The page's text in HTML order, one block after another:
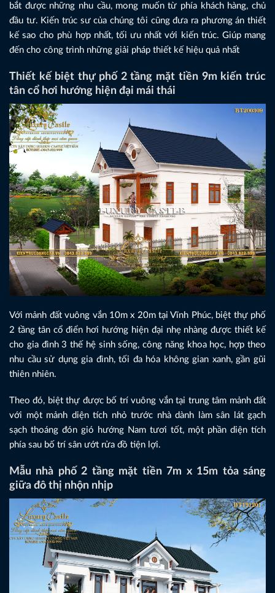
bắt được những nhu cầu, mong muốn từ phía khách hàng, chủ
đầu tư. Kiến trúc sư của chúng tôi cũng đưa ra phương án thiết
kế sao cho phù hợp nhất, tối ưu nhất với kiến trúc. Giúp mang
đến cho công trình những giải pháp thiết kế hiệu quả nhất
Thiết kế biệt thự phố 2 tầng mặt tiền 9m kiến trúc
tân cổ hơi hướng hiện đại mái thái
Với mảnh đất vuông vắn 10m x 20m tại Vĩnh Phúc, biệt thự phố
2 tầng tân cổ điển hơi hướng hiện đại nhẹ nhàng được thiết kế
cho gia đình 3 thế hệ sinh sống, công năng khoa học, hợp theo
nhu cầu sử dụng gia đình, tối đa hóa không gian xanh, gần gũi
thiên nhiên.
Theo đó, biệt thự được bố trí vuông vắn tại trung tâm mảnh đất
với một mảnh diện tích nhỏ trước nhà dành làm sân lát gạch
sạch thoáng đón gió hướng Nam tươi tốt, một phần diện tích
phía sau bố trí sân ướt rửa đồ tiện lợi.
Mẫu nhà phố 2 tầng mặt tiền 7m x 15m tỏa sáng
giữa đô thị nhộn nhịp